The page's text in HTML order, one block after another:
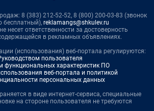
8 (383) 212-52-52, 8 (800) 200-03-83 (звонок
бесплатный), reklamangs@shkulev.ru
несет ответственности за достоверность
в рекламных объявлениях.
(использования) веб-портала регулируются:
пользователя
функциональных характеристик ПО
веб-портала и политикой
персональных данных
в виде интернет-сервиса, специальные
на стороне пользователя не требуются